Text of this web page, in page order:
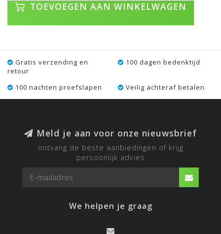
TOEVOEGEN AAN WINKELWAGEN
Gratis verzending en
retour
100 dagen bedenktijd
100 nachten proefslapen Veilig achteraf betalen
Meld je aan voor onze nieuwsbrief
ontvang de beste aanbiedingen of krijg
persoonlijk advies
We helpen je graag